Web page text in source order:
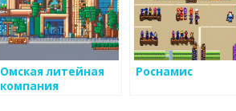
Омская литейная
компания
Роснамис